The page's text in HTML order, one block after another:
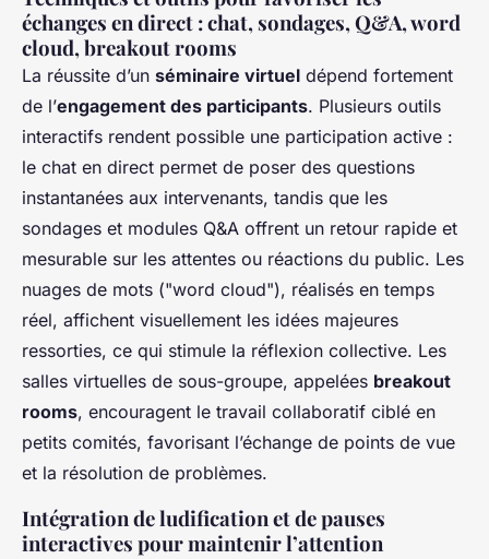
échanges en direct : chat, sondages, Q&A, word
cloud, breakout rooms
La réussite d’un séminaire virtuel dépend fortement
de l’engagement des participants. Plusieurs outils
interactifs rendent possible une participation active :
le chat en direct permet de poser des questions
instantanées aux intervenants, tandis que les
sondages et modules Q&A offrent un retour rapide et
mesurable sur les attentes ou réactions du public. Les
nuages de mots ("word cloud"), réalisés en temps
réel, affichent visuellement les idées majeures
ressorties, ce qui stimule la réflexion collective. Les
salles virtuelles de sous-groupe, appelées breakout
rooms, encouragent le travail collaboratif ciblé en
petits comités, favorisant l’échange de points de vue
et la résolution de problèmes.
Intégration de ludification et de pauses
interactives pour maintenir l’attention